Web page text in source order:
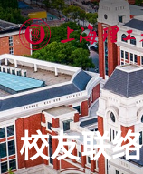
关
于
我
们
新
闻校友联络